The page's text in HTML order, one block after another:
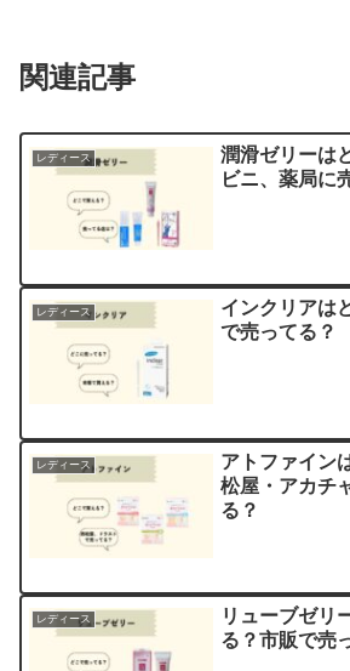
関連記事
レディース
潤滑ゼリーは
ビニ、薬局に
レディース
インクリアは
で売ってる？
レディース
アトファイン
松屋・アカチ
る？
レディース
リューブゼリ
る？市販で売